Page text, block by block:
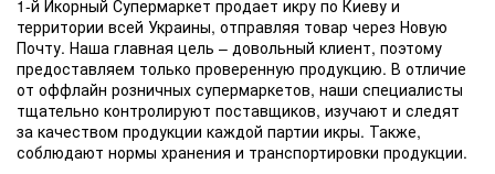
1-й Икорный Супермаркет продает икру по Киеву и
территории всей Украины, отправляя товар через Новую
Почту. Наша главная цель – довольный клиент, поэтому
предоставляем только проверенную продукцию. В отличие
от оффлайн розничных супермаркетов, наши специалисты
тщательно контролируют поставщиков, изучают и следят
за качеством продукции каждой партии икры. Также,
соблюдают нормы хранения и транспортировки продукции.